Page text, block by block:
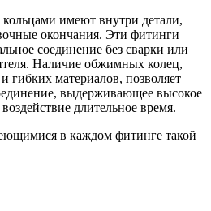
имеют внутри детали,
окончания. Эти фитинги
соединение без сварки или
Наличие обжимных колец,
гибких материалов, позволяет
выдерживающее высокое
длительное время.
в каждом фитинге такой